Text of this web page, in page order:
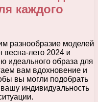
каждого
разнообразие моделей
весна-лето 2024 и
идеального образа для
вам вдохновение и
вы могли подобрать
индивидуальность